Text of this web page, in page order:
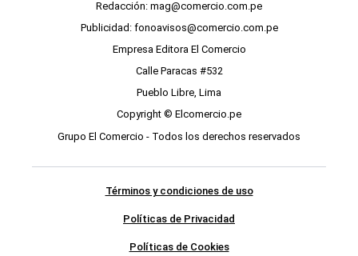
Redacción: mag@comercio.com.pe
Publicidad: fonoavisos@comercio.com.pe
Empresa Editora El Comercio
Calle Paracas #532
Pueblo Libre, Lima
Copyright © Elcomercio.pe
Grupo El Comercio - Todos los derechos reservados
Términos y condiciones de uso
Políticas de Privacidad
Políticas de Cookies